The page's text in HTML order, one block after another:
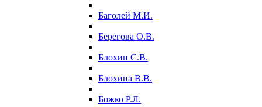
Баголей М.И.
Берегова О.В.
Блохин С.В.
Блохина В.В.
Божко Р.Л.